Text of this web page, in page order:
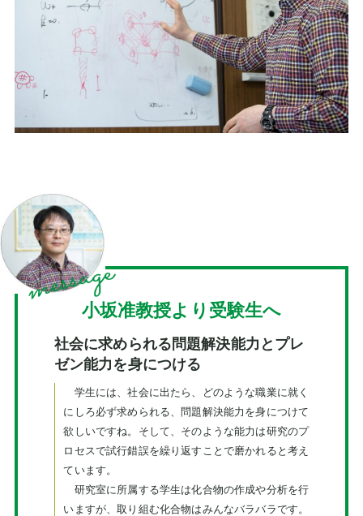
小坂准教授より受験生へ
社会に求められる問題解決能力とプレ
ゼン能力を身につける
学生には、社会に出たら、どのような職業に就く
にしろ必ず求められる、問題解決能力を身につけて
欲しいですね。そして、そのような能力は研究のプ
ロセスで試行錯誤を繰り返すことで磨かれると考え
ています。
研究室に所属する学生は化合物の作成や分析を行
いますが、取り組む化合物はみんなバラバラです。